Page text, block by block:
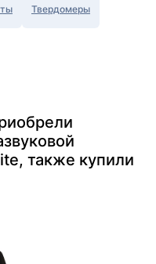
Твердомеры
также купили